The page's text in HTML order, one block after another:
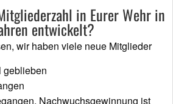
in Eurer Wehr in
entwickelt?
wir haben viele neue Mitglieder
geblieben
Nachwuchsgewinnung ist